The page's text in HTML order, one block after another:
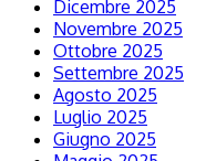
Dicembre 2025
Novembre 2025
Ottobre 2025
Settembre 2025
Agosto 2025
Luglio 2025
Giugno 2025